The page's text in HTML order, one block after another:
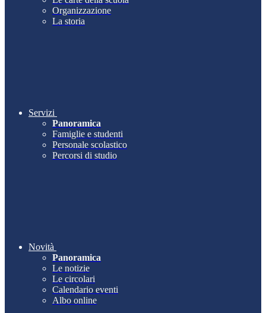
Organizzazione
La storia
Servizi
Panoramica
Famiglie e studenti
Personale scolastico
Percorsi di studio
Novità
Panoramica
Le notizie
Le circolari
Calendario eventi
Albo online